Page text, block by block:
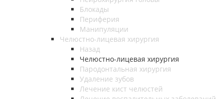
Блокады
Периферия
Манипуляции
Челюстно-лицевая хирургия
Назад
Челюстно-лицевая хирургия
Пародонтальная хирургия
Удаление зубов
Лечение кист челюстей